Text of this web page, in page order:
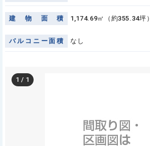
建 物 面 積 1,174.69㎡（約355.34坪）
バル コ ニ ー面 積 なし
1 / 1